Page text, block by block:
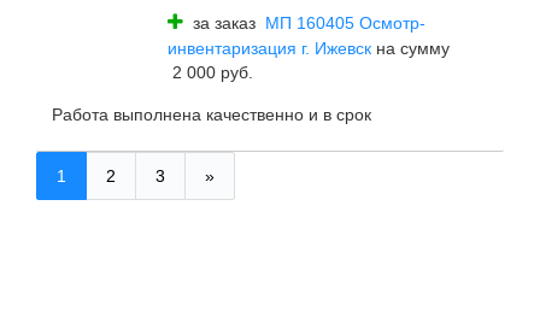
за заказ МП 160405 Осмотр-
инвентаризация г. Ижевск на сумму
2 000 руб.
Работа выполнена качественно и в срок
1 2 3 »